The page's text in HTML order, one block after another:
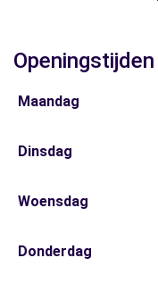
Openingstijden
Maandag
Dinsdag
Woensdag
Donderdag